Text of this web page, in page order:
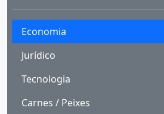
Economia
Jurídico
Tecnologia
Carnes / Peixes